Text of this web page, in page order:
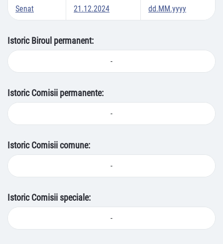
Senat 21.12.2024 dd.MM.yyyy
Istoric Biroul permanent:
-
Istoric Comisii permanente:
-
Istoric Comisii comune:
-
Istoric Comisii speciale:
-